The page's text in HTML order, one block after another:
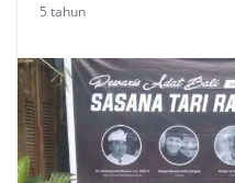
5 tahun